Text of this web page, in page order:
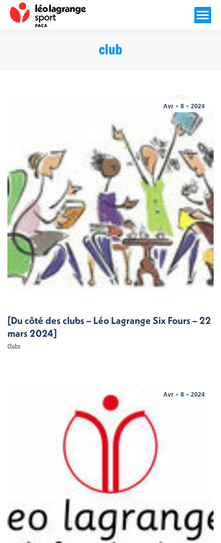
club
Avr 8 2024
[Du côté des clubs – Léo Lagrange Six Fours – 22
mars 2024]
Clubs
Avr 8 2024